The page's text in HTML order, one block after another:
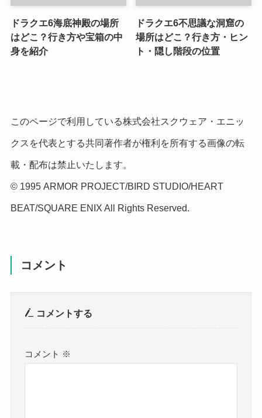
ドラクエ6海底神殿の場所
はどこ？行き方や宝箱の中
身を紹介
ドラクエ6不思議な洞窟の
場所はどこ？行き方・ヒン
ト・隠し階段の位置
このページで利用している株式会社スクウェア・エニッ
クスを代表とする共同著作者が権利を所有する画像の転
載・配布は禁止いたします。
© 1995 ARMOR PROJECT/BIRD STUDIO/HEART
BEAT/SQUARE ENIX All Rights Reserved.
コメント
コメントする
コメント ※